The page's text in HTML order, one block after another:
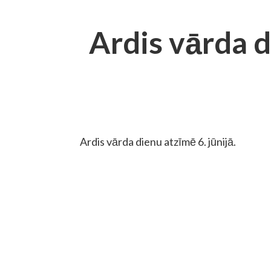
Ardis vārda
Ardis vārda dienu atzīmē 6. jūnijā.